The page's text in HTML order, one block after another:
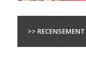
>>